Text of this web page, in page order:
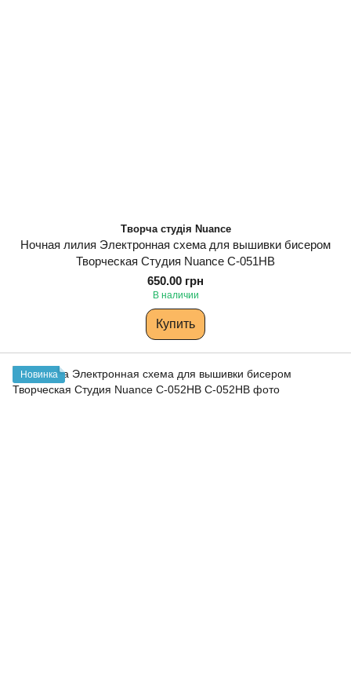
Творча студія Nuance
Ночная лилия Электронная схема для вышивки бисером
Творческая Студия Nuance С-051НВ
650.00 грн
В наличии
Купить
Новинка